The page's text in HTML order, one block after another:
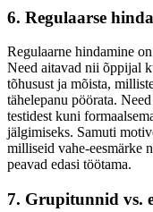
6. Regulaarse
Regulaarne hindamine
Need aitavad nii õppijal
tõhusust ja mõista,
tähelepanu pöörata.
testidest kuni
jälgimiseks. Samuti
milliseid vahe-eesmärke
peavad edasi töötama.
7. Grupitunnid vs.